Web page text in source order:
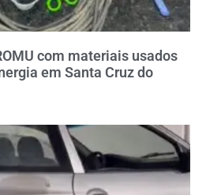
com materiais usados
em Santa Cruz do